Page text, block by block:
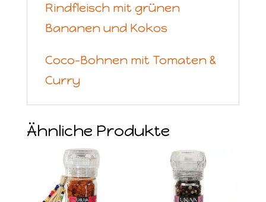
Rindfleisch mit grünen
Bananen und Kokos
Coco-Bohnen mit Tomaten &
Curry
Ähnliche Produkte